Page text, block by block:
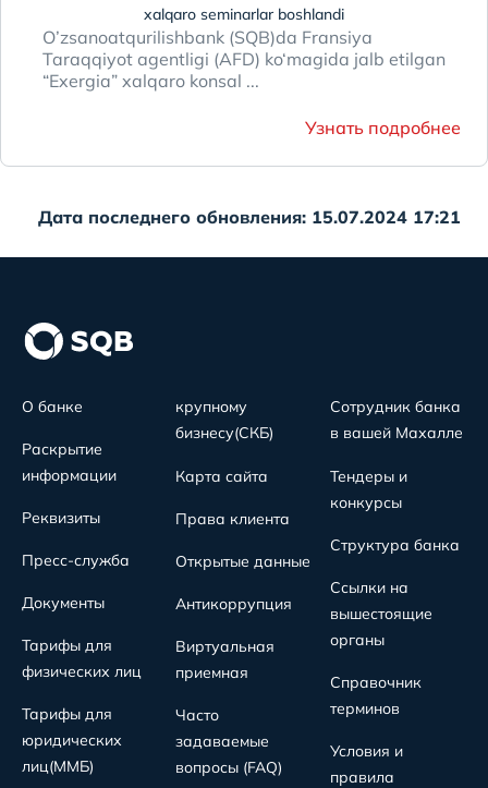
xalqaro seminarlar boshlandi
O’zsanoatqurilishbank (SQB)da Fransiya
Taraqqiyot аgentligi (AFD) ko‘magida jalb etilgan
“Exergia” xalqaro konsal ...
Узнать подробнее
Дата последнего обновления: 15.07.2024 17:21
О банке
Раскрытие
информации
Реквизиты
Пресс-служба
Документы
Тарифы для
физических лиц
Тарифы для
юридических
лиц(MMБ)
крупному
бизнесу(СКБ)
Карта сайта
Права клиента
Открытые данные
Антикоррупция
Виртуальная
приемная
Часто
задаваемые
вопросы (FAQ)
Сотрудник банка
в вашей Махалле
Тендеры и
конкурсы
Структура банка
Ссылки на
вышестоящие
органы
Справочник
терминов
Условия и
правила